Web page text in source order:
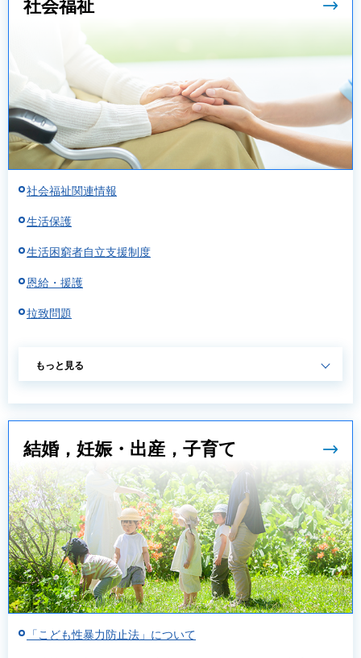
社会福祉
社会福祉関連情報
生活保護
生活困窮者自立支援制度
恩給・援護
拉致問題
もっと見る
結婚，妊娠・出産，子育て
「こども性暴力防止法」について